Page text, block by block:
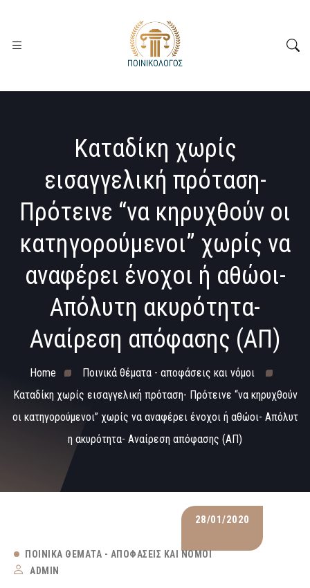
Καταδίκη χωρίς
εισαγγελική πρόταση-
Πρότεινε “να κηρυχθούν οι
κατηγορούμενοι” χωρίς να
αναφέρει ένοχοι ή αθώοι-
Απόλυτη ακυρότητα-
Αναίρεση απόφασης (ΑΠ)
Home
Ποινικά θέματα - αποφάσεις και νόμοι
Καταδίκη χωρίς εισαγγελική πρόταση- Πρότεινε “να κηρυχθούν
οι κατηγορούμενοι” χωρίς να αναφέρει ένοχοι ή αθώοι- Απόλυτ
η ακυρότητα- Αναίρεση απόφασης (ΑΠ)
28/01/2020
ΠΟΙΝΙΚΆ ΘΈΜΑΤΑ - ΑΠΟΦΆΣΕΙΣ ΚΑΙ ΝΌΜΟΙ
ADMIN